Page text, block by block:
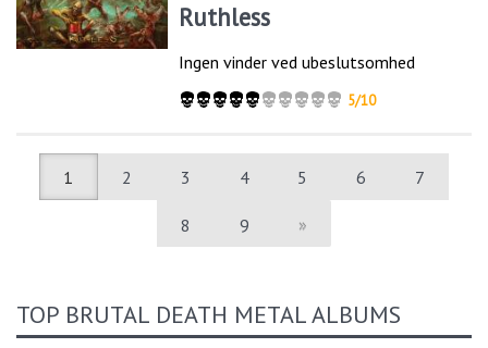
Ruthless
Ingen vinder ved ubeslutsomhed
5/10
1 2 3 4 5 6 7
8 9 »
TOP BRUTAL DEATH METAL ALBUMS